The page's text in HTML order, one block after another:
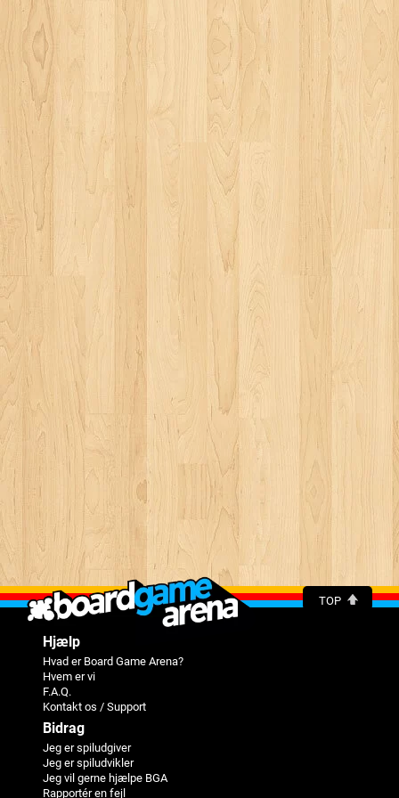
TOP
Hjælp
Hvad er Board Game Arena?
Hvem er vi
F.A.Q.
Kontakt os / Support
Bidrag
Jeg er spiludgiver
Jeg er spiludvikler
Jeg vil gerne hjælpe BGA
Rapportér en fejl